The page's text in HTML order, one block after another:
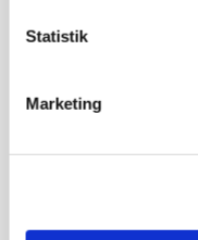
Statistik
Marketing